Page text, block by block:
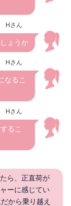
Hさん
ょうか
Hさん
なるこ
Hさん
るこ
ら、正直荷が
ーに感じてい
から乗り越え